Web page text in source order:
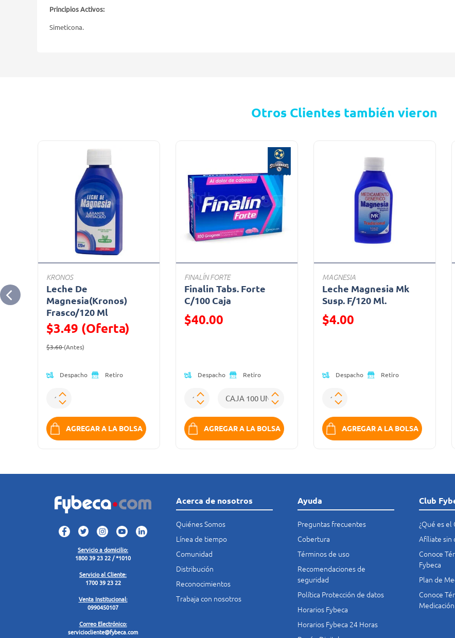
Principios Activos:
Simeticona.
Otros Clientes también vieron
KRONOS
Leche De
Magnesia(Kronos)
Frasco/120 Ml
$3.49 (Oferta)
Precio reducido de
$3.60(Antes)
Despacho Retiro
AGREGAR A LA BOLSA
FINALÍN FORTE
Finalin Tabs. Forte
C/100 Caja
Precio reducido de
$40.00
Despacho Retiro
AGREGAR A LA BOLSA
MAGNESIA
Leche Magnesia Mk
Susp. F/120 Ml.
Precio reducido de
$4.00
Despacho Retiro
AGREGAR A LA BOLSA
Servicio a domicilio:
1800 39 23 22 / *1010
Servicio al Cliente:
1700 39 23 22
Venta Institucional:
0990450107
Correo Electrónico:
serviciocliente@fybeca.com
Acerca de nosotros
Quiénes Somos
Línea de tiempo
Comunidad
Distribución
Reconocimientos
Trabaja con nosotros
Ayuda
Preguntas frecuentes
Cobertura
Términos de uso
Recomendaciones de
seguridad
Política Protección de datos
Horarios Fybeca
Horarios Fybeca 24 Horas
Club
¿Qué es el
Afíliate sin
Conoce
Fybeca
Plan de
Conoce